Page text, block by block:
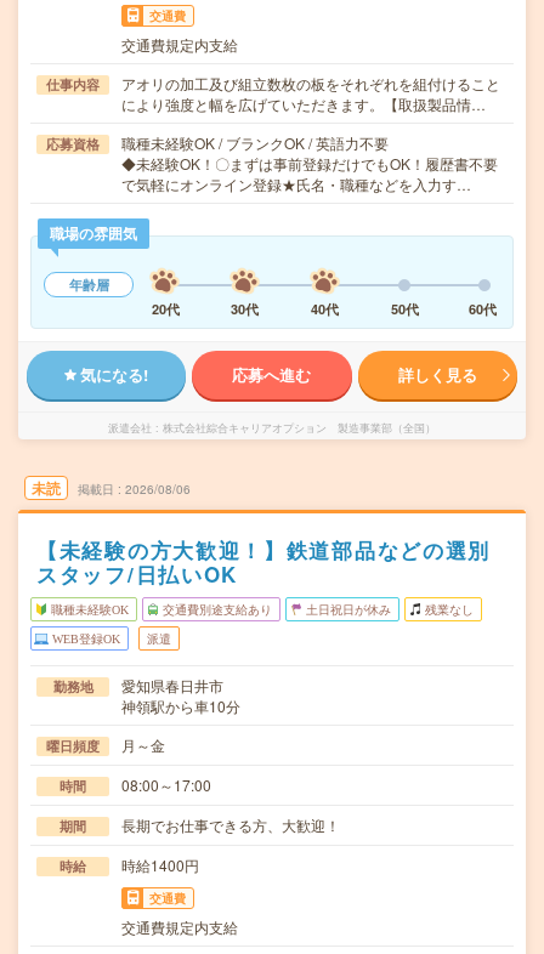
交通費
交通費規定内支給
仕事内容
アオリの加工及び組立数枚の板をそれぞれを組付けること
により強度と幅を広げていただきます。【取扱製品情…
応募資格
職種未経験OK / ブランクOK / 英語力不要
◆未経験OK！〇まずは事前登録だけでもOK！履歴書不要
で気軽にオンライン登録★氏名・職種などを入力す…
職場の雰囲気
年齢層
20代
30代 40代 50代 60代
気になる! 応募へ進む 詳しく見る
派遣会社 株式会社綜合キャリアオプション 製造事業部（全国）
未読 掲載日 2026/08/06
【未経験の方大歓迎！】鉄道部品などの選別
スタッフ/日払いOK
職種未経験OK 交通費別途支給あり 土日祝日が休み 残業なし
WEB登録OK 派遣
勤務地
愛知県春日井市
神領駅から車10分
曜日頻度 月～金
時間 08:00～17:00
期間 長期でお仕事できる方、大歓迎！
時給 時給1400円
交通費
交通費規定内支給